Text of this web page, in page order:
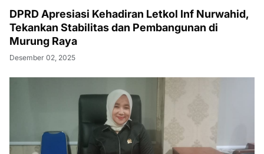
DPRD Apresiasi Kehadiran Letkol Inf Nurwahid,
Tekankan Stabilitas dan Pembangunan di
Murung Raya
Desember 02, 2025